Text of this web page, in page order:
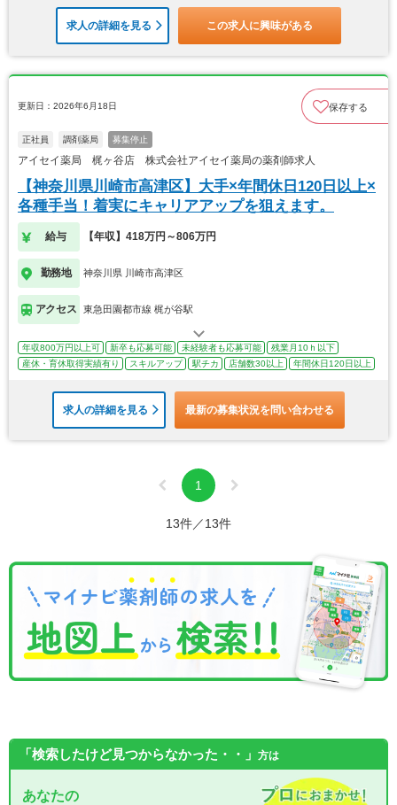
求人の詳細を見る この求人に興味がある
更新日：2026年6月18日 保存する
正社員 調剤薬局 募集停止
アイセイ薬局 梶ヶ谷店 株式会社アイセイ薬局の薬剤師求人
【神奈川県川崎市高津区】大手×年間休日120日以上×
各種手当！着実にキャリアアップを狙えます。
給与 【年収】418万円～806万円
勤務地 神奈川県 川崎市高津区
アクセス 東急田園都市線 梶が谷駅
年収800万円以上可 新卒も応募可能 未経験者も応募可能
残業月10ｈ以下
産休・育休取得実績有り
スキルアップ 駅チカ 店舗数30以上 年間休日120日以上
求人の詳細を見る 最新の募集状況を問い合わせる
1
13件／13件
「検索したけど見つからなかった・・」 方は
あなたの